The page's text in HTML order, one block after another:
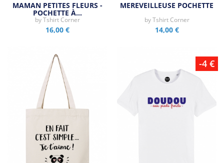
MAMAN PETITES FLEURS -
POCHETTE À…
byTshirt Corner
16,00 €
MEREVEILLEUSE POCHETTE
byTshirt Corner
14,00 €
-4 €